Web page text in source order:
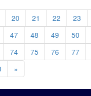
20 21 22 23
47 48 49 50
74 75 76 77
»